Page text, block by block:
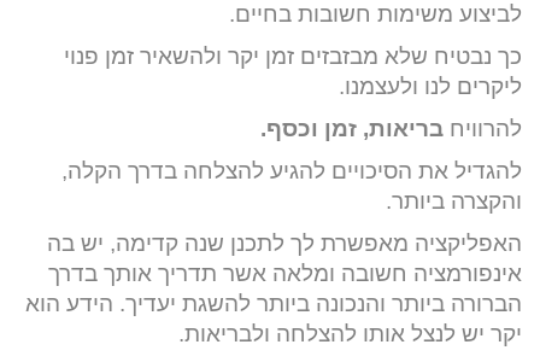
לביצוע משימות חשובות בחיים.
כך נבטיח שלא מבזבזים זמן יקר ולהשאיר זמן פנוי
ליקרים לנו ולעצמנו.
להרוויח בריאות, זמן וכסף.
להגדיל את הסיכויים להגיע להצלחה בדרך הקלה,
והקצרה ביותר.
האפליקציה מאפשרת לך לתכנן שנה קדימה, יש בה
אינפורמציה חשובה ומלאה אשר תדריך אותך בדרך
הברורה ביותר והנכונה ביותר להשגת יעדיך. הידע הוא
יקר יש לנצל אותו להצלחה ולבריאות.